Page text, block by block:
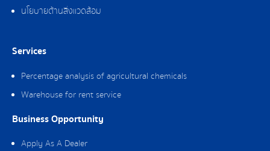
นโยบายด้านสิ่งแวดล้อม
Services
Percentage analysis of agricultural chemicals
Warehouse for rent service
Business Opportunity
Apply As A Dealer